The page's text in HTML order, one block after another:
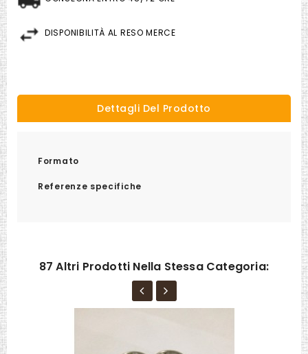
DISPONIBILITÀ AL RESO MERCE
Dettagli Del Prodotto
Formato
Referenze specifiche
87 Altri Prodotti Nella Stessa Categoria: